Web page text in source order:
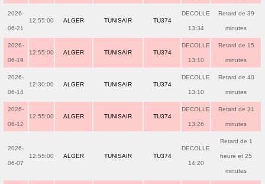
2026-
06-21
12:55:00 ALGER TUNISAIR TU374
DECOLLE
13:34
Retard de 39
minutes
2026-
06-19
12:55:00 ALGER TUNISAIR TU374
DECOLLE
13:10
Retard de 15
minutes
2026-
06-14
12:30:00 ALGER TUNISAIR TU374
DECOLLE
13:10
Retard de 40
minutes
2026-
06-12
12:55:00 ALGER TUNISAIR TU374
DECOLLE
13:26
Retard de 31
minutes
2026-
06-07
12:55:00 ALGER TUNISAIR TU374
DECOLLE
14:20
Retard de 1
heure et 25
minutes